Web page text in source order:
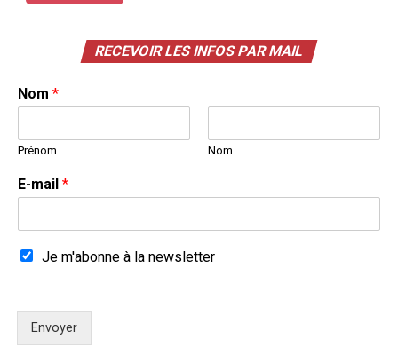
RECEVOIR LES INFOS PAR MAIL
Nom *
Prénom Nom
E-mail *
Je m'abonne à la newsletter
Envoyer